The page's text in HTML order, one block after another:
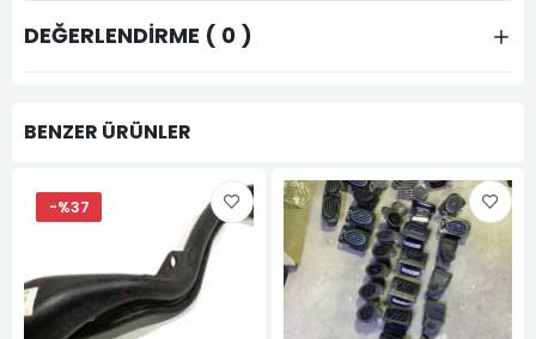
DEĞERLENDIRME ( 0 )
BENZER ÜRÜNLER
-%37